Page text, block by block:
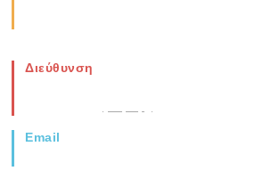
Διεύθυνση
Email